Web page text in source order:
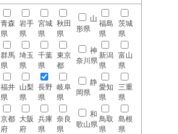
青森
県
岩手
県
宮城
県
秋田
県
山
形県
福島
県
茨城
県
群馬
県
埼玉
県
千葉
県
東京
都
神
奈川県
新潟
県
富山
県
福井
県
山梨
県
長野
県
岐阜
県
静
岡県
愛知
県
三重
県
京都
府
大阪
府
兵庫
県
奈良
県
和
歌山県
鳥取
県
島根
県